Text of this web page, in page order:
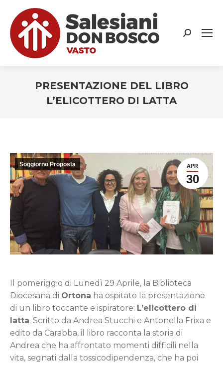
Search:
PRESENTAZIONE DEL LIBRO
L’ELICOTTERO DI LATTA
APR
30
Soggiorno Proposta
Il pomeriggio di Lunedì 29 Aprile, la Biblioteca
Diocesana di Ortona ha ospitato la presentazione
di un libro toccante e ispiratore: L’elicottero di
latta. Scritto da Andrea Stucchi e Antonella Frixa e
edito da Carabba, il libro racconta la storia di
Andrea che ha affrontato momenti difficili nella
vita, segnati dalla tossicodipendenza, che ha poi